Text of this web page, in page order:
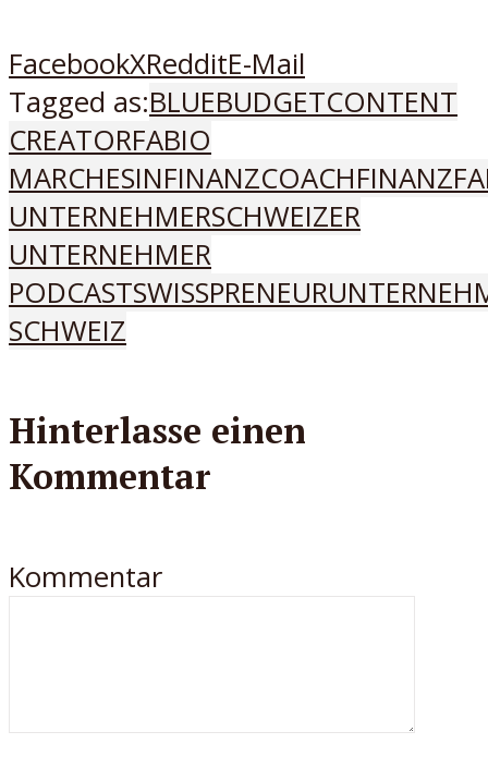
FacebookXRedditE-Mail
Tagged as:BLUEBUDGETCONTENT
CREATORFABIO
MARCHESINFINANZCOACH
UNTERNEHMERSCHWEIZER
UNTERNEHMER
PODCASTSWISSPRENEUR
SCHWEIZ
Hinterlasse einen
Kommentar
Kommentar